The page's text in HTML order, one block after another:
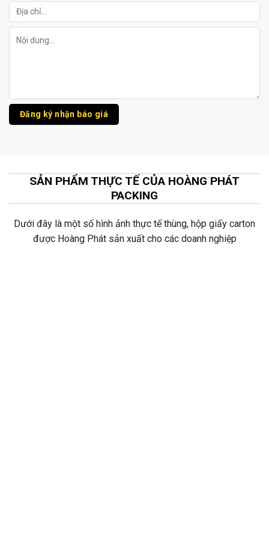
SẢN PHẨM THỰC TẾ CỦA HOÀNG PHÁT
PACKING
Dưới đây là một số hình ảnh thực tế thùng, hộp giấy carton
được Hoàng Phát sản xuất cho các doanh nghiệp